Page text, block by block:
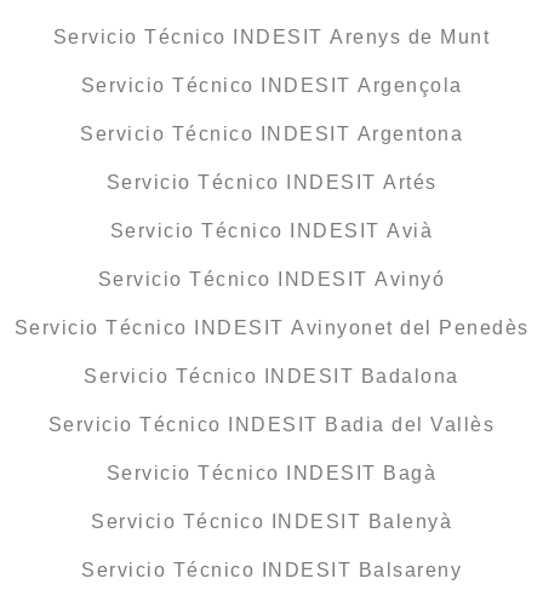
Servicio Técnico INDESIT Arenys de Munt
Servicio Técnico INDESIT Argençola
Servicio Técnico INDESIT Argentona
Servicio Técnico INDESIT Artés
Servicio Técnico INDESIT Avià
Servicio Técnico INDESIT Avinyó
Servicio Técnico INDESIT Avinyonet del Penedès
Servicio Técnico INDESIT Badalona
Servicio Técnico INDESIT Badia del Vallès
Servicio Técnico INDESIT Bagà
Servicio Técnico INDESIT Balenyà
Servicio Técnico INDESIT Balsareny